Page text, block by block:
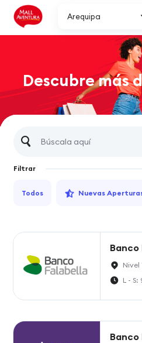
Arequipa
Descubre más
Filtrar
Todos Nuevas
Banco
Nivel
L -
Banco